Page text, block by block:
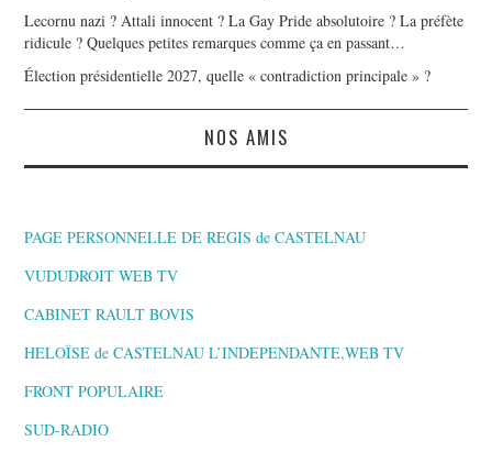
Lecornu nazi ? Attali innocent ? La Gay Pride absolutoire ? La préfète
ridicule ? Quelques petites remarques comme ça en passant…
Élection présidentielle 2027, quelle « contradiction principale » ?
NOS AMIS
PAGE PERSONNELLE DE REGIS de CASTELNAU
VUDUDROIT WEB TV
CABINET RAULT BOVIS
HELOÏSE de CASTELNAU L’INDEPENDANTE,WEB TV
FRONT POPULAIRE
SUD-RADIO